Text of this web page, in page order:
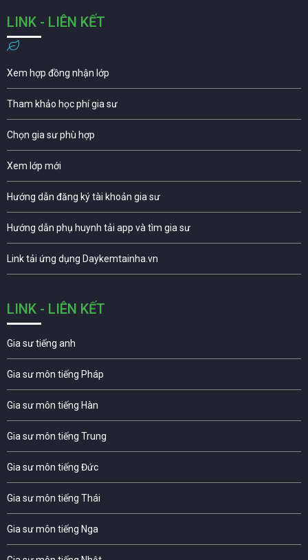
LINK - LIÊN KẾT
Xem hợp đồng nhận lớp
Tham khảo học phí gia sư
Chọn gia sư phù hợp
Xem lớp mới
Hướng dẫn đăng ký tài khoản gia sư
Hướng dẫn phụ huynh tải app và tìm gia sư
Link tải ứng dụng Daykemtainha.vn
LINK - LIÊN KẾT
Gia sư tiếng anh
Gia sư môn tiếng Pháp
Gia sư môn tiếng Hàn
Gia sư môn tiếng Trung
Gia sư môn tiếng Đức
Gia sư môn tiếng Thái
Gia sư môn tiếng Nga